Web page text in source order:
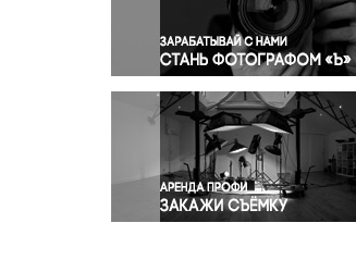
Правосудие
Происшествия и конфликты
Религия
Светская жизнь
Спорт
Экология
Экономика и бизнес